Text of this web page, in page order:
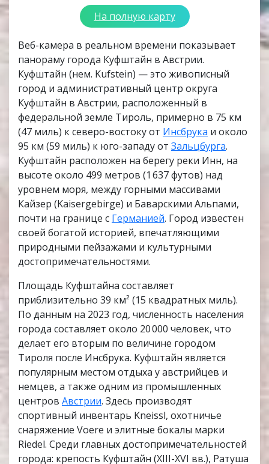
На полную карту
Веб-камера в реальном времени показывает
панораму города Куфштайн в Австрии.
Куфштайн (нем. Kufstein) — это живописный
город и административный центр округа
Куфштайн в Австрии, расположенный в
федеральной земле Тироль, примерно в 75 км
(47 миль) к северо-востоку от Инсбрука и около
95 км (59 миль) к юго-западу от Зальцбурга.
Куфштайн расположен на берегу реки Инн, на
высоте около 499 метров (1 637 футов) над
уровнем моря, между горными массивами
Кайзер (Kaisergebirge) и Баварскими Альпами,
почти на границе с Германией. Город известен
своей богатой историей, впечатляющими
природными пейзажами и культурными
достопримечательностями.
Площадь Куфштайна составляет
приблизительно 39 км² (15 квадратных миль).
По данным на 2023 год, численность населения
города составляет около 20 000 человек, что
делает его вторым по величине городом
Тироля после Инсбрука. Куфштайн является
популярным местом отдыха у австрийцев и
немцев, а также одним из промышленных
центров Австрии. Здесь производят
спортивный инвентарь Kneissl, охотничье
снаряжение Voere и элитные бокалы марки
Riedel. Среди главных достопримечательностей
города: крепость Куфштайн (XIII-XVI вв.), Ратуша